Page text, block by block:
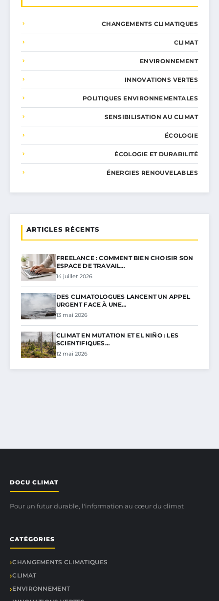
CHANGEMENTS CLIMATIQUES
CLIMAT
ENVIRONNEMENT
INNOVATIONS VERTES
POLITIQUES ENVIRONNEMENTALES
SENSIBILISATION AU CLIMAT
ÉCOLOGIE
ÉCOLOGIE ET DURABILITÉ
ÉNERGIES RENOUVELABLES
ARTICLES RÉCENTS
FREELANCE : COMMENT BIEN CHOISIR SON
ESPACE DE TRAVAIL…
14 juillet 2026
DES CLIMATOLOGUES LANCENT UN APPEL
URGENT FACE À UNE…
13 mai 2026
CLIMAT EN MUTATION ET EL NIÑO : LES
SCIENTIFIQUES…
12 mai 2026
DOCU CLIMAT
Pour un futur durable, l'information au cœur du climat
CATÉGORIES
CHANGEMENTS CLIMATIQUES
CLIMAT
ENVIRONNEMENT